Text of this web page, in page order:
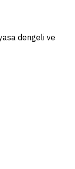
dengeli ve